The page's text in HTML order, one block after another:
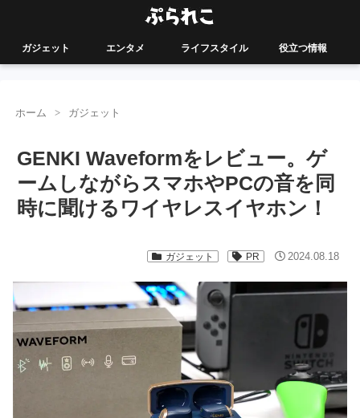
ガジェット エンタメ ライフスタイル 役立つ情報
ホーム ガジェット
GENKI Waveformをレビュー。ゲ
ームしながらスマホやPCの音を同
時に聞けるワイヤレスイヤホン！
ガジェット PR 2024.08.18